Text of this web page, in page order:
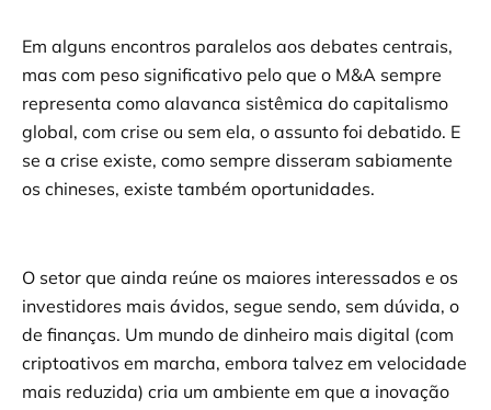
Em alguns encontros paralelos aos debates centrais,
mas com peso significativo pelo que o M&A sempre
representa como alavanca sistêmica do capitalismo
global, com crise ou sem ela, o assunto foi debatido. E
se a crise existe, como sempre disseram sabiamente
os chineses, existe também oportunidades.
O setor que ainda reúne os maiores interessados e os
investidores mais ávidos, segue sendo, sem dúvida, o
de finanças. Um mundo de dinheiro mais digital (com
criptoativos em marcha, embora talvez em velocidade
mais reduzida) cria um ambiente em que a inovação